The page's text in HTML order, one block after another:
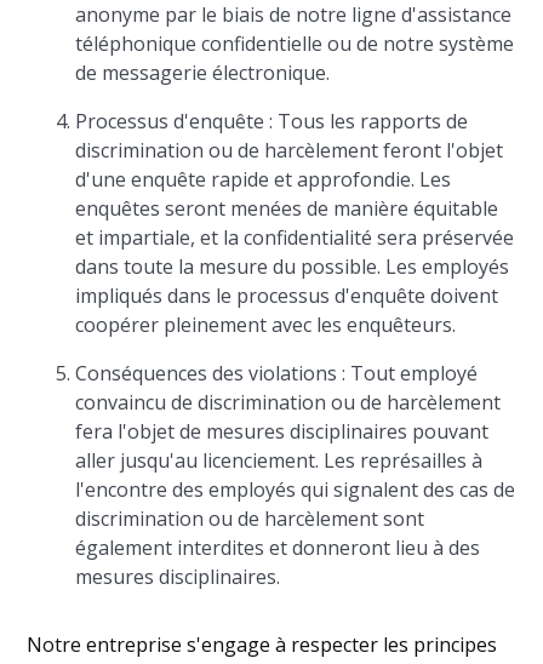
anonyme par le biais de notre ligne d'assistance
téléphonique confidentielle ou de notre système
de messagerie électronique.
Processus d'enquête : Tous les rapports de
discrimination ou de harcèlement feront l'objet
d'une enquête rapide et approfondie. Les
enquêtes seront menées de manière équitable
et impartiale, et la confidentialité sera préservée
dans toute la mesure du possible. Les employés
impliqués dans le processus d'enquête doivent
coopérer pleinement avec les enquêteurs.
Conséquences des violations : Tout employé
convaincu de discrimination ou de harcèlement
fera l'objet de mesures disciplinaires pouvant
aller jusqu'au licenciement. Les représailles à
l'encontre des employés qui signalent des cas de
discrimination ou de harcèlement sont
également interdites et donneront lieu à des
mesures disciplinaires.
Notre entreprise s'engage à respecter les principes